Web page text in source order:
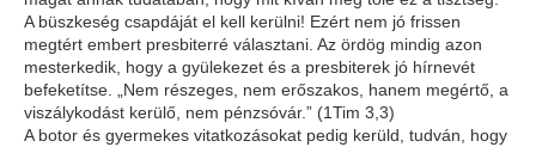
A büszkeség csapdáját el kell kerülni! Ezért nem jó frissen
megtért embert presbiterré választani. Az ördög mindig azon
mesterkedik, hogy a gyülekezet és a presbiterek jó hírnevét
befeketítse.
„Nem részeges, nem erőszakos, hanem megértő, a
viszálykodást kerülő, nem pénzsóvár.” (1Tim 3,3)
A botor és gyermekes vitatkozásokat pedig kerüld, tudván, hogy